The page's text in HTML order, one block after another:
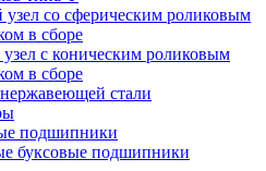
со сферическим роликовым
в сборе
с коническим роликовым
в сборе
стали
подшипники
буксовые подшипники